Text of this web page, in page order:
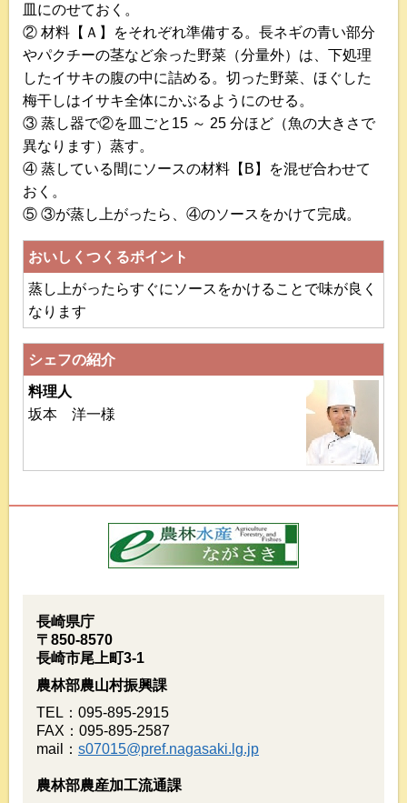
皿にのせておく。
② 材料【Ａ】をそれぞれ準備する。長ネギの青い部分
やパクチーの茎など余った野菜（分量外）は、下処理
したイサキの腹の中に詰める。切った野菜、ほぐした
梅干しはイサキ全体にかぶるようにのせる。
③ 蒸し器で②を皿ごと15 ～ 25 分ほど（魚の大きさで
異なります）蒸す。
④ 蒸している間にソースの材料【B】を混ぜ合わせて
おく。
⑤ ③が蒸し上がったら、④のソースをかけて完成。
おいしくつくるポイント
蒸し上がったらすぐにソースをかけることで味が良く
なります
シェフの紹介
料理人
坂本 洋一様
長崎県庁
〒850-8570
長崎市尾上町3-1
農林部農山村振興課
TEL：095-895-2915
FAX：095-895-2587
mail： s07015@pref.nagasaki.lg.jp
農林部農産加工流通課